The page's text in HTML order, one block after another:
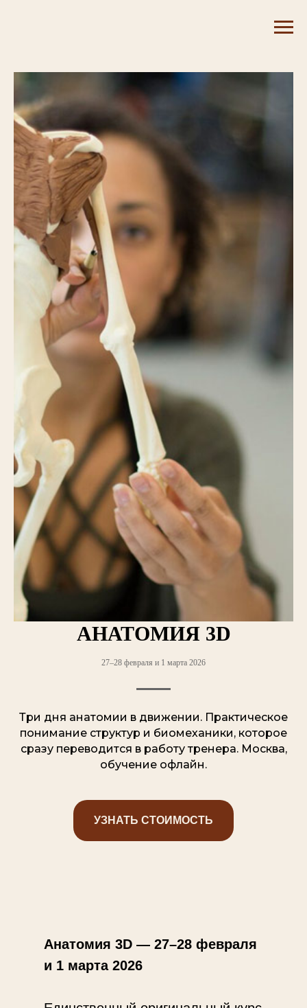
АНАТОМИЯ 3D
27–28 февраля и 1 марта 2026
Три дня анатомии в движении. Практическое
понимание структур и биомеханики, которое
сразу переводится в работу тренера. Москва,
обучение офлайн.
УЗНАТЬ СТОИМОСТЬ
Анатомия 3D — 27–28 февраля
и 1 марта 2026